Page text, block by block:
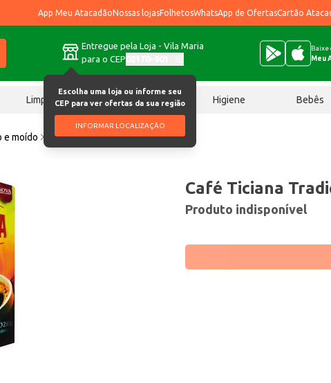
App Meu AtacadãoNossas lojasFolhetosWhatsApp de OfertasCartão
Entregue pela Loja - Vila Maria
para o CEP
Escolha uma loja ou informe seu
CEP para ver ofertas da sua região
INFORMAR LOCALIZAÇÃO
Baixe
Meu
Limpeza Chocolates Higiene Bebês
e moído Café Ticiana Tradição Vácuo 250g
Café Ticiana
Produto indisponível